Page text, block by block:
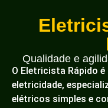
Qualidade e
O Eletricista Rápido é
eletricidade,
elétricos simples e